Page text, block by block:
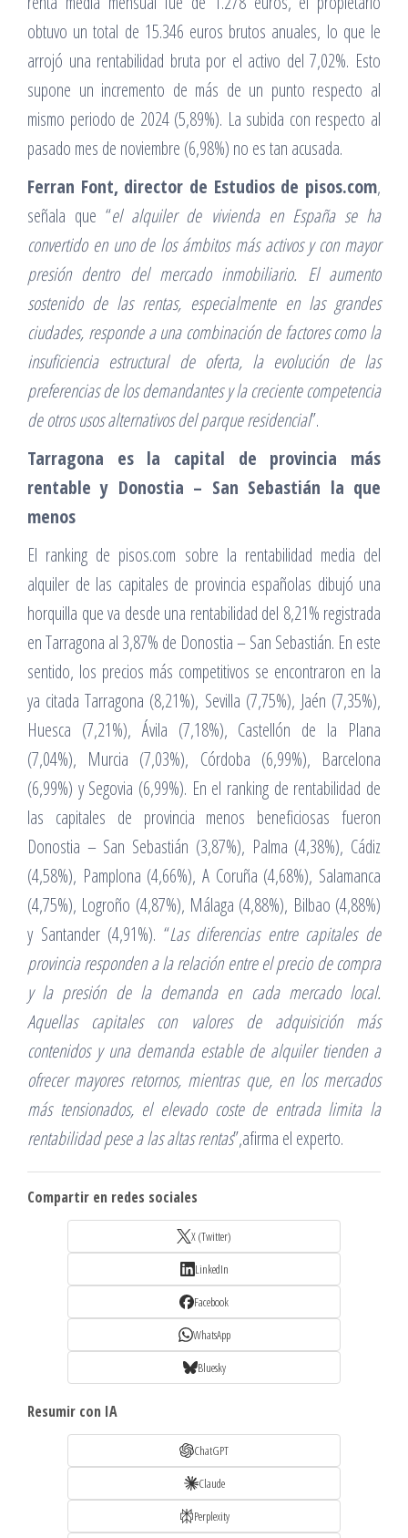
obtuvo un total de 15.346 euros brutos anuales, lo que le
arrojó una rentabilidad bruta por el activo del 7,02%. Esto
supone un incremento de más de un punto respecto al
mismo periodo de 2024 (5,89%). La subida con respecto al
pasado mes de noviembre (6,98%) no es tan acusada.
Ferran Font, director de Estudios de pisos.com,
señala que “el alquiler de vivienda en España se ha
convertido en uno de los ámbitos más activos y con mayor
presión dentro del mercado inmobiliario. El aumento
sostenido de las rentas, especialmente en las grandes
ciudades, responde a una combinación de factores como la
insuficiencia estructural de oferta, la evolución de las
preferencias de los demandantes y la creciente competencia
de otros usos alternativos del parque residencial”.
Tarragona es la capital de provincia más
rentable y Donostia – San Sebastián la que
menos
El ranking de pisos.com sobre la rentabilidad media del
alquiler de las capitales de provincia españolas dibujó una
horquilla que va desde una rentabilidad del 8,21% registrada
en Tarragona al 3,87% de Donostia – San Sebastián. En este
sentido, los precios más competitivos se encontraron en la
ya citada Tarragona (8,21%), Sevilla (7,75%), Jaén (7,35%),
Huesca (7,21%), Ávila (7,18%), Castellón de la Plana
(7,04%), Murcia (7,03%), Córdoba (6,99%), Barcelona
(6,99%) y Segovia (6,99%). En el ranking de rentabilidad de
las capitales de provincia menos beneficiosas fueron
Donostia – San Sebastián (3,87%), Palma (4,38%), Cádiz
(4,58%), Pamplona (4,66%), A Coruña (4,68%), Salamanca
(4,75%), Logroño (4,87%), Málaga (4,88%), Bilbao (4,88%)
y Santander (4,91%). “Las diferencias entre capitales de
provincia responden a la relación entre el precio de compra
y la presión de la demanda en cada mercado local.
Aquellas capitales con valores de adquisición más
contenidos y una demanda estable de alquiler tienden a
ofrecer mayores retornos, mientras que, en los mercados
más tensionados, el elevado coste de entrada limita la
rentabilidad pese a las altas rentas”,afirma el experto.
Compartir en redes sociales
X (Twitter)
LinkedIn
Facebook
WhatsApp
Bluesky
Resumir con IA
ChatGPT
Claude
Perplexity